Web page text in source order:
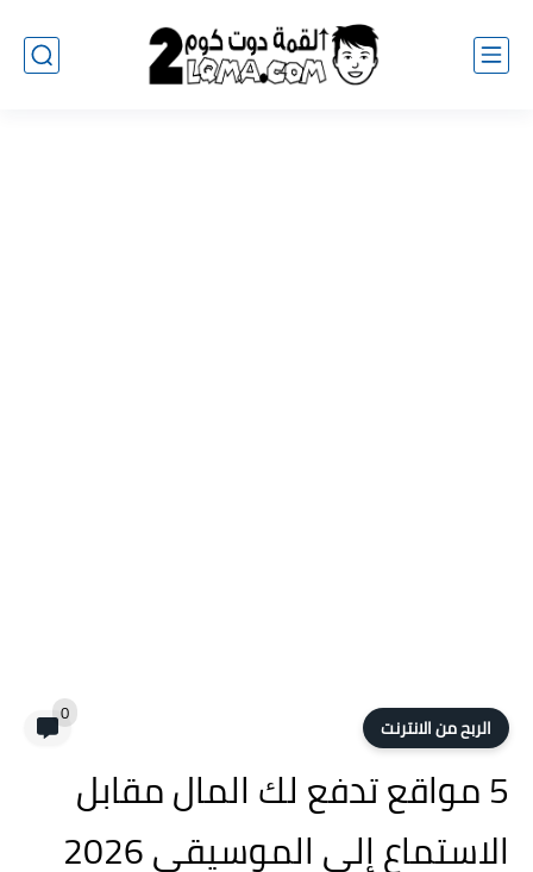
الربح من الانترنت 0
5 مواقع تدفع لك المال مقابل
الاستماع إلى الموسيقى 2026